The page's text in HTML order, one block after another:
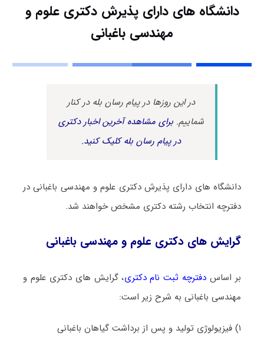
دانشگاه های دارای پذیرش دکتری علوم و
مهندسی باغبانی
در این روزها در پیام رسان بله در کنار
شماییم.برای مشاهده آخرین اخبار دکتری
در پیام رسان بله کلیک کنید.
دانشگاه های دارای پذیرش دکتری علوم و مهندسی باغبانی در
دفترچه انتخاب رشته دکتری مشخص خواهند شد.
گرایش های دکتری علوم و مهندسی باغبانی
بر اساس دفترچه ثبت نام دکتری، گرایش های دکتری علوم و
مهندسی باغبانی به شرح زیر است:
۱) ﻓﻴﺰﻳﻮﻟﻮژی ﺗﻮﻟﻴﺪ و ﭘﺲ از ﺑﺮداﺷﺖ ﮔﻴﺎﻫﺎن ﺑﺎﻏﺒﺎنی